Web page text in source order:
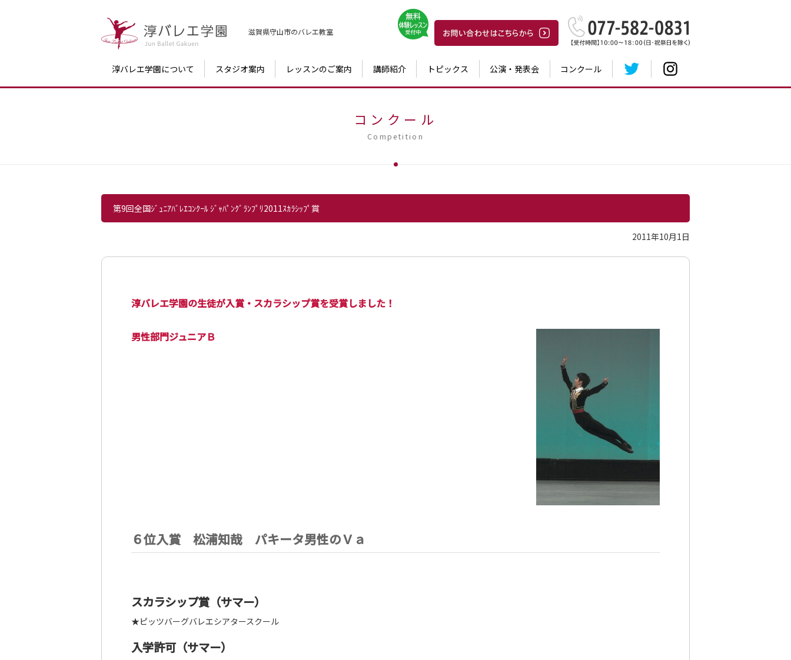
滋賀県守山市のバレエ教室
淳バレエ学園について スタジオ案内 レッスンのご案内 講師紹介 トピックス 公演・発表会 コンクール
コンクール
Competition
第9回全国ｼﾞｭﾆｱﾊﾞﾚｴｺﾝｸｰﾙ ｼﾞｬﾊﾟﾝｸﾞﾗﾝﾌﾟﾘ2011ｽｶﾗｼｯﾌﾟ賞
2011年10月1日
淳バレエ学園の生徒が入賞・スカラシップ賞を受賞しました！
男性部門ジュニアＢ
６位入賞 松浦知哉 パキータ男性のＶａ
スカラシップ賞（サマー）
★ピッツバーグバレエシアタースクール
入学許可（サマー）